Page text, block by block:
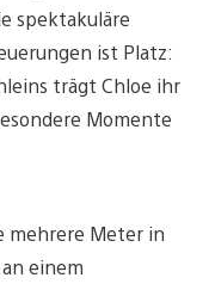
spektakuläre
ist Platz:
trägt Chloe ihr
Momente
mehrere Meter in
einem